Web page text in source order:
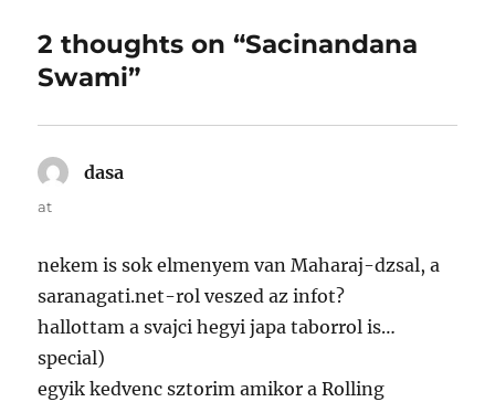
2 thoughts on “Sacinandana
Swami”
dasa
at
nekem is sok elmenyem van Maharaj-dzsal, a
saranagati.net-rol veszed az infot?
hallottam a svajci hegyi japa taborrol is…
special)
egyik kedvenc sztorim amikor a Rolling